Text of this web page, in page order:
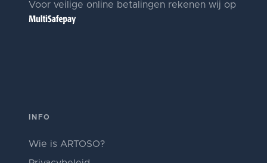
Voor veilige online betalingen rekenen wij op
INFO
Wie is ARTOSO?